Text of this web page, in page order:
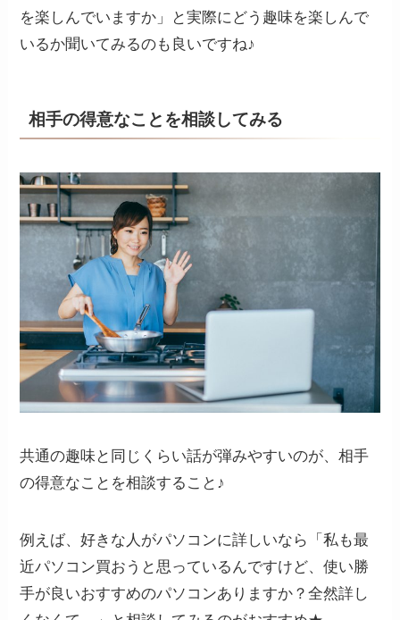
を楽しんでいますか」と実際にどう趣味を楽しんで
いるか聞いてみるのも良いですね♪
相手の得意なことを相談してみる
共通の趣味と同じくらい話が弾みやすいのが、相手
の得意なことを相談すること♪
例えば、好きな人がパソコンに詳しいなら「私も最
近パソコン買おうと思っているんですけど、使い勝
手が良いおすすめのパソコンありますか？全然詳し